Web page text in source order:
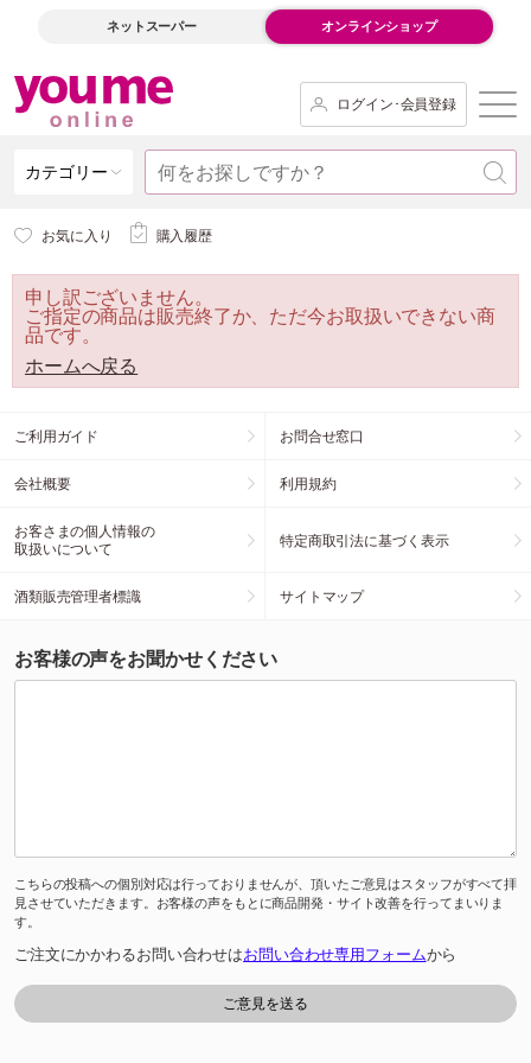
ネットスーパー オンラインショップ
ログイン･会員登録
カテゴリー
お気に入り 購入履歴
申し訳ございません。
ご指定の商品は販売終了か、ただ今お取扱いできない商
品です。
ホームへ戻る
ご利用ガイド お問合せ窓口
会社概要 利用規約
お客さまの個人情報の
取扱いについて
特定商取引法に基づく表示
酒類販売管理者標識 サイトマップ
お客様の声をお聞かせください
こちらの投稿への個別対応は行っておりませんが、頂いたご意見はスタッフがすべて拝
見させていただきます。お客様の声をもとに商品開発・サイト改善を行ってまいりま
す。
ご注文にかかわるお問い合わせはお問い合わせ専用フォームから